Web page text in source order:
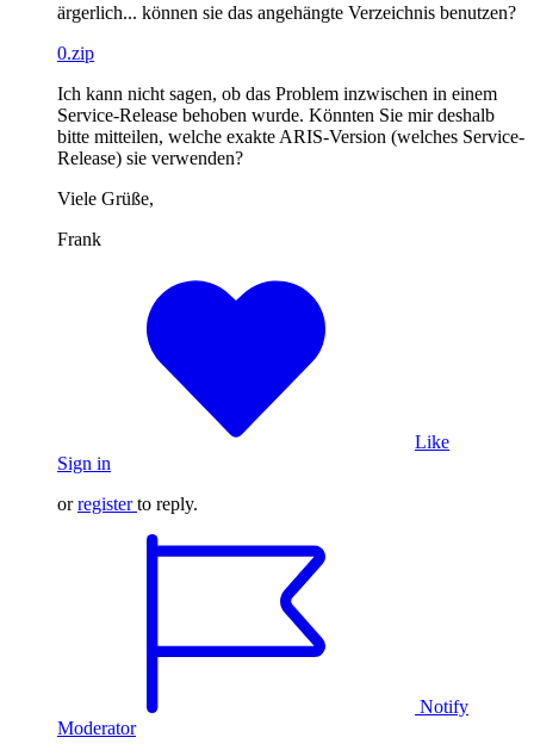
ärgerlich... können sie das angehängte Verzeichnis benutzen?
0.zip
Ich kann nicht sagen, ob das Problem inzwischen in einem
Service-Release behoben wurde. Könnten Sie mir deshalb
bitte mitteilen, welche exakte ARIS-Version (welches Service-
Release) sie verwenden?
Viele Grüße,
Frank
Like
Sign in
orregister to reply.
Notify
Moderator